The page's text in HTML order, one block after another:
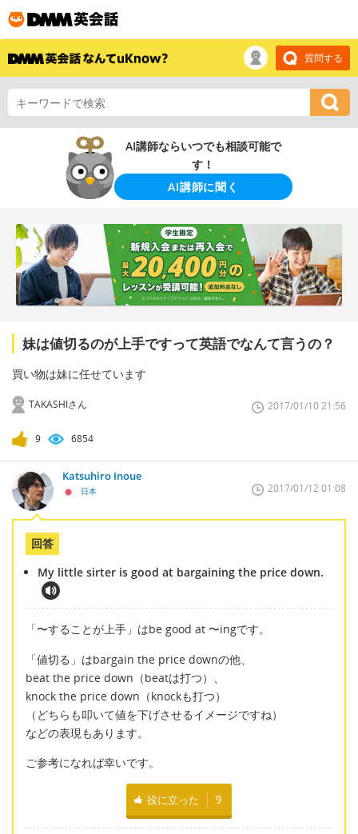
質問する
AI講師ならいつでも相談可能で
す！
AI講師に聞く
妹は値切るのが上手ですって英語でなんて言うの？
買い物は妹に任せています
TAKASHIさん 2017/01/10 21:56
9 6854
Katsuhiro Inoue
日本 2017/01/12 01:08
回答
My little sirter is good at bargaining the price down.
「〜することが上手」はbe good at 〜ingです。
「値切る」はbargain the price downの他、
beat the price down（beatは打つ）、
knock the price down（knockも打つ）
（どちらも叩いて値を下げさせるイメージですね）
などの表現もあります。
ご参考になれば幸いです。
役に立った 9